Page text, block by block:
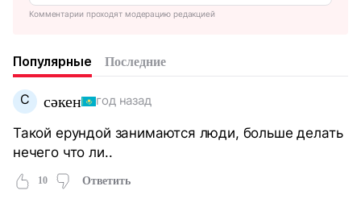
Комментарии проходят модерацию редакцией
Популярные Последние
С сәкен год назад
Такой ерундой занимаются люди, больше делать
нечего что ли..
10 Ответить